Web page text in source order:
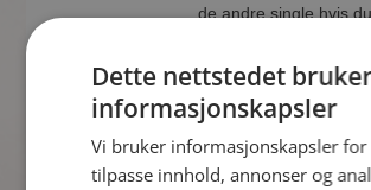
de andre single hvis
Dette nettstedet
informasjonskapsler
Vi bruker informasjonskapsler for
tilpasse innhold, annonser og